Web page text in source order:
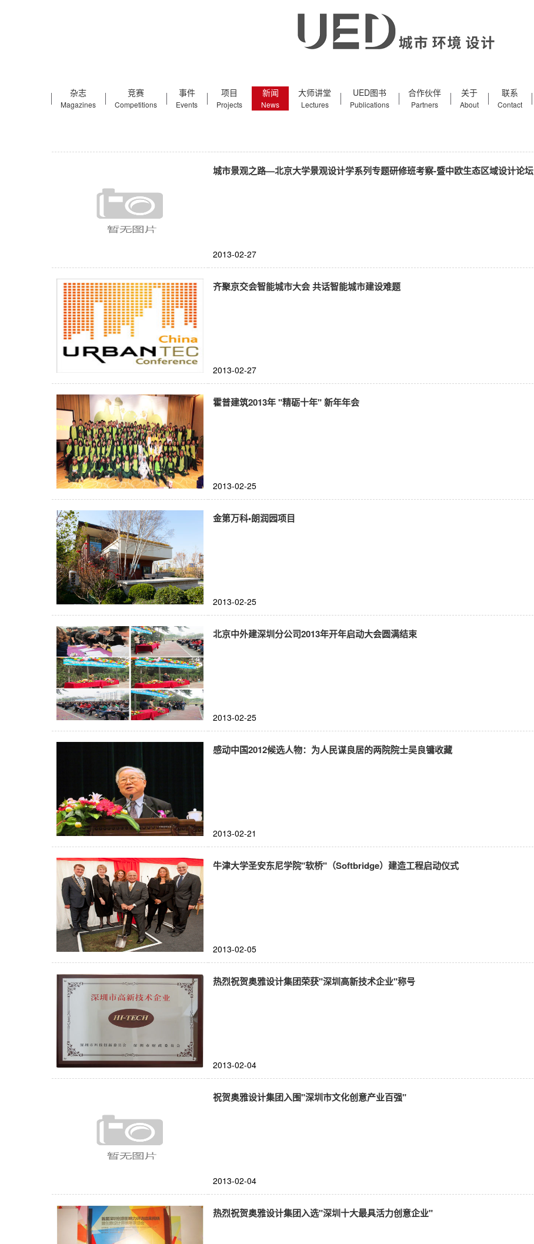
杂志
Magazines
竞赛
Competitions
事件
Events
项目
Projects
新闻
News
大师讲堂
Lectures
UED图书
Publications
合作伙伴
Partners
关于
About
联系
Contact
城市景观之路—北京大学景观设计学系列专题研修班考察-暨中欧生态区域设计论坛
2013-02-27
齐聚京交会智能城市大会 共话智能城市建设难题
2013-02-27
霍普建筑2013年 "精砺十年" 新年年会
2013-02-25
金第万科•朗润园项目
2013-02-25
北京中外建深圳分公司2013年开年启动大会圆满结束
2013-02-25
感动中国2012候选人物：为人民谋良居的两院院士吴良镛收藏
2013-02-21
牛津大学圣安东尼学院"软桥"（Softbridge）建造工程启动仪式
2013-02-05
热烈祝贺奥雅设计集团荣获"深圳高新技术企业"称号
2013-02-04
祝贺奥雅设计集团入围"深圳市文化创意产业百强"
2013-02-04
热烈祝贺奥雅设计集团入选"深圳十大最具活力创意企业"